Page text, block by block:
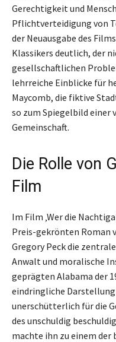
Gerechtigkeit und
Pflichtverteidigung von
der Neuausgabe des
Klassikers deutlich, der
gesellschaftlichen
lehrreiche Einblicke für
Maycomb, die fiktive
so zum Spiegelbild einer
Gemeinschaft.
Die Rolle von
Film
Im Film ‚Wer die
Preis-gekrönten Roman
Gregory Peck die
Anwalt und moralische
geprägten Alabama der
eindringliche
unerschütterlich für die
des unschuldig
machte ihn zu einem